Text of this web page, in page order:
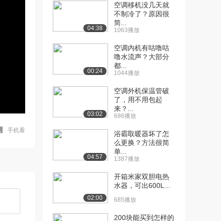
手机看
04:38
空调移机没几天就
不制冷了？原因很
简...
1063播放
00:24
空调内机有咕噜咕
噜水流声？大部分
都...
1044播放
03:02
空调外机保温管破
了，用不用包起
来？...
686播放
04:57
浴霸取暖器坏了怎
么更换？方法很简
单...
1387播放
02:00
开箱米家双胆电热
水器，可出600L...
685播放
200块能买到怎样的